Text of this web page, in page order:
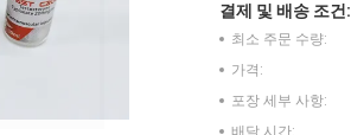
결제 및 배송 조건:
최소 주문 수량:
가격:
포장 세부 사항: